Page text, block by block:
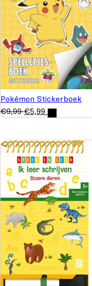
Pokémon Stickerboek
€9,99 €5,99